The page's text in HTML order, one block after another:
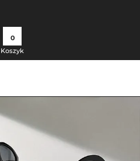
0
Koszyk